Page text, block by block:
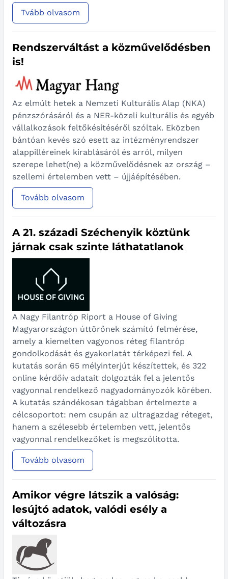
Tvább olvasom
Rendszerváltást a közművelődésben
is!
Az elmúlt hetek a Nemzeti Kulturális Alap (NKA)
pénzszórásáról és a NER-közeli kulturális és egyéb
vállalkozások feltőkésítéséről szóltak. Eközben
bántóan kevés szó esett az intézményrendszer
alappilléreinek kirablásáról és arról, milyen
szerepe lehet(ne) a közművelődésnek az ország –
szellemi értelemben vett – újjáépítésében.
Tovább olvasom
A 21. századi Széchenyik köztünk
járnak csak szinte láthatatlanok
A Nagy Filantróp Riport a House of Giving
Magyarországon úttörőnek számító felmérése,
amely a kiemelten vagyonos réteg filantróp
gondolkodását és gyakorlatát térképezi fel. A
kutatás során 65 mélyinterjút készítettek, és 322
online kérdőív adatait dolgozták fel a jelentős
vagyonnal rendelkező nagyadományozók körében.
A kutatás szándékosan tágabban értelmezte a
célcsoportot: nem csupán az ultragazdag réteget,
hanem a szélesebb értelemben vett, jelentős
vagyonnal rendelkezőket is megszólította.
Tovább olvasom
Amikor végre látszik a valóság:
lesújtó adatok, valódi esély a
változásra